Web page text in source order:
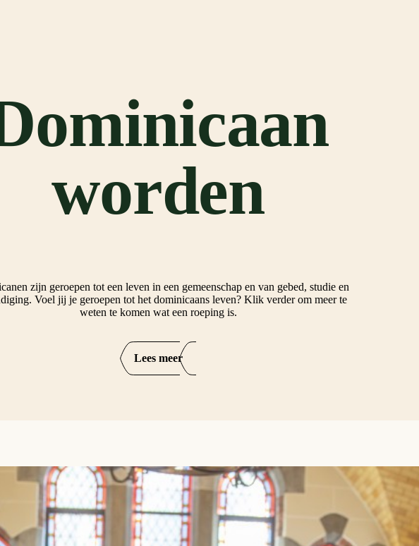
worden
zijn geroepen tot een leven in een gemeenschap en van gebed, studie en
Voel jij je geroepen tot het dominicaans leven? Klik verder om meer te
weten te komen wat een roeping is.
Lees meer